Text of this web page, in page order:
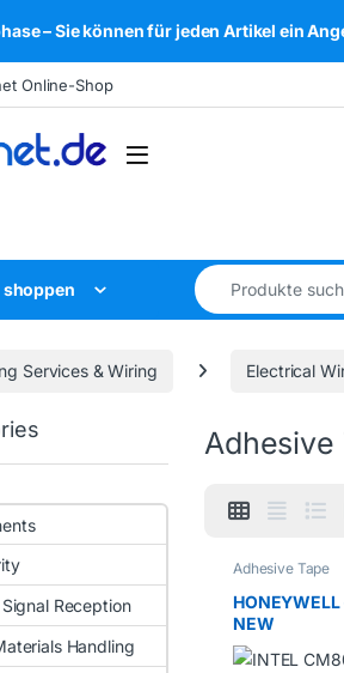
– Sie können für jeden Artikel ein
Online-Shop
Open
shoppen
Search for:
Services & Wiring Electrical
Adhesive
Adhesive Tape
NEW
Reception
Handling